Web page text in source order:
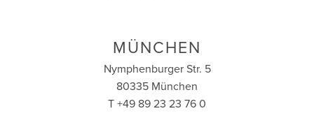
MÜNCHEN
Nymphenburger Str. 5
80335 München
T +49 89 23 23 76 0